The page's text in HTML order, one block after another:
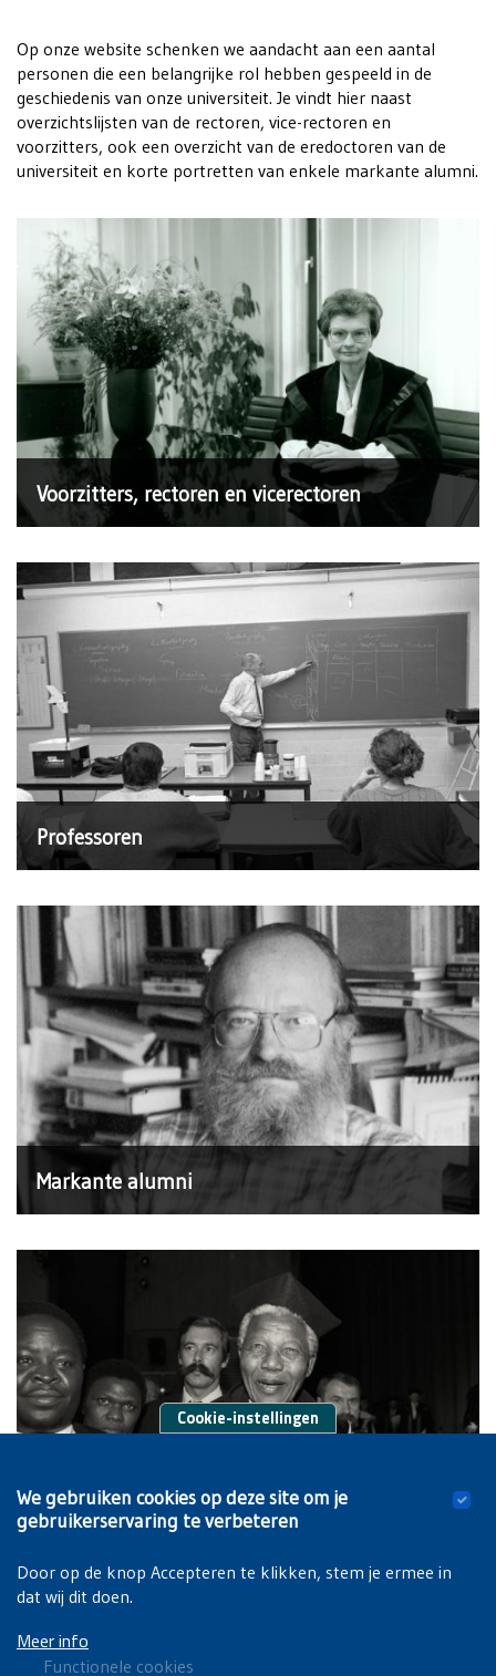
Op onze website schenken we aandacht aan een aantal
personen die een belangrijke rol hebben gespeeld in de
geschiedenis van onze universiteit. Je vindt hier naast
overzichtslijsten van de rectoren, vice-rectoren en
voorzitters, ook een overzicht van de eredoctoren van de
universiteit en korte portretten van enkele markante alumni.
Voorzitters, rectoren en vicerectoren
Professoren
Markante alumni
Doctores Honoris Causa
Cookie-instellingen
We gebruiken cookies op deze site om je
gebruikerservaring te verbeteren
Door op de knop Accepteren te klikken, stem je ermee in
dat wij dit doen.
Meer info
Functionele cookies